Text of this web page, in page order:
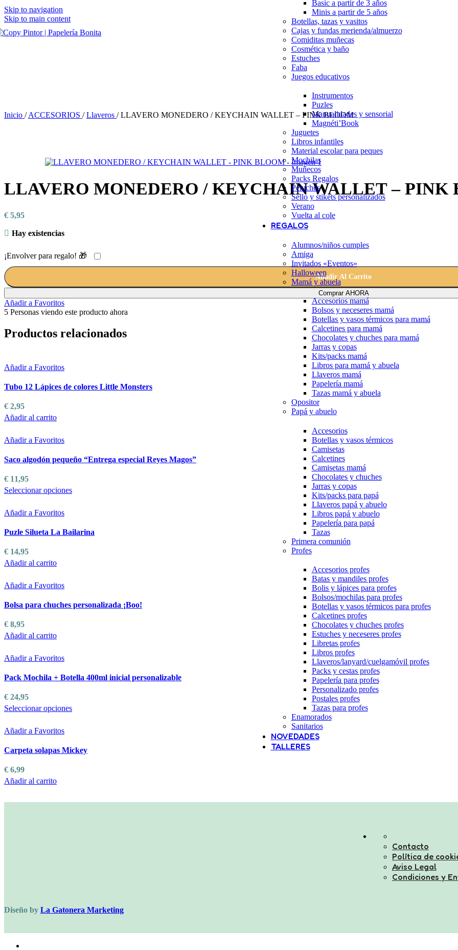
Skip to navigation
Skip to main content
Basic a partir de 3 años
Minis a partir de 5 años
Botellas, tazas y vasitos
Cajas y fundas merienda/almuerzo
Comiditas muñecas
Cosmética y baño
Estuches
Faba
Juegos educativos
Instrumentos
Puzles
Manualidades y sensorial
Magnéti’Book
Juguetes
Libros infantiles
Material escolar para peques
Mochilas
Muñecos
Packs Regalos
Peluches
Sello y stikets personalizados
Verano
Vuelta al cole
REGALOS
Alumnos/niños cumples
Amiga
Invitados «Eventos»
Halloween
Mamá y abuela
Accesorios mamá
Bolsos y neceseres mamá
Botellas y vasos térmicos para mamá
Calcetines para mamá
Chocolates y chuches para mamá
Jarras y copas
Kits/packs mamá
Libros para mamá y abuela
Llaveros mamá
Papelería mamá
Tazas mamá y abuela
Opositor
Papá y abuelo
Accesorios
Botellas y vasos térmicos
Camisetas
Calcetines
Camisetas mamá
Chocolates y chuches
Jarras y copas
Kits/packs para papá
Llaveros papá y abuelo
Libros papá y abuelo
Papelería para papá
Tazas
Primera comunión
Profes
Accesorios profes
Batas y mandiles profes
Bolis y lápices para profes
Bolsos/mochilas para profes
Botellas y vasos térmicos para profes
Calcetines profes
Chocolates y chuches profes
Estuches y neceseres profes
Libretas profes
Libros profes
Llaveros/lanyard/cuelgamóvil profes
Packs y cestas profes
Papelería para profes
Personalizado profes
Postales profes
Tazas para profes
Enamorados
Sanitarios
NOVEDADES
TALLERES
Inicio / ACCESORIOS / Llaveros / LLAVERO MONEDERO / KEYCHAIN WALLET – PINK BLOOM
LLAVERO MONEDERO / KEYCHAIN WALLET – PINK
€ 5,95
Hay existencias
¡Envolver para regalo! 🎁
Añadir Al Carrito
Comprar AHORA
Añadir a Favoritos
5 Personas viendo este producto ahora
Productos relacionados
Añadir a Favoritos
Tubo 12 Lápices de colores Little Monsters
€ 2,95
Añadir al carrito
Añadir a Favoritos
Saco algodón pequeño “Entrega especial Reyes Magos”
€ 11,95
Seleccionar opcionesEste
variantes.
en
Añadir a Favoritos
Puzle Silueta La Bailarina
€ 14,95
Añadir al carrito
Añadir a Favoritos
Bolsa para chuches personalizada ¡Boo!
€ 8,95
Añadir al carrito
Añadir a Favoritos
Pack Mochila + Botella 400ml inicial personalizable
€ 24,95
Seleccionar opcionesEste
variantes.
Añadir a Favoritos
Carpeta solapas Mickey
€ 6,99
Añadir al carrito
Contacto
Política de
Aviso Legal
Condiciones y
Diseño by La Gatonera Marketing